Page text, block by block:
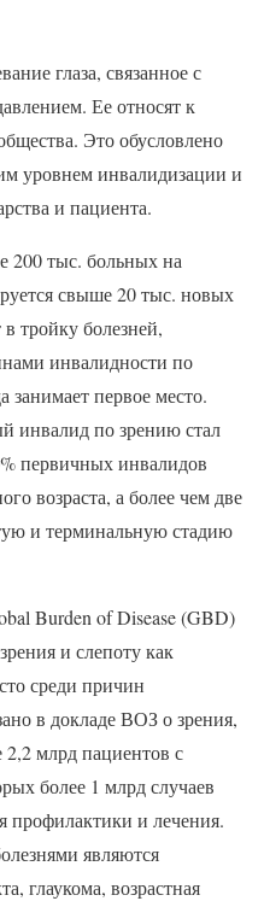
глаза, связанное с
Ее относят к
Это обусловлено
уровнем инвалидизации и
и пациента.
200 тыс. больных на
свыше 20 тыс. новых
тройку болезней,
инвалидности по
занимает первое место.
инвалид по зрению стал
первичных инвалидов
возраста, а более чем две
и терминальную стадию
Burden of Disease (GBD)
и слепоту как
среди причин
в докладе ВОЗ о зрения,
2,2 млрд пациентов с
более 1 млрд случаев
профилактики и лечения.
являются
глаукома, возрастная